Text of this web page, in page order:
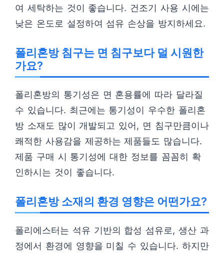
여 세탁하는 것이 좋습니다. 건조기 사용 시에는
낮은 온도로 설정하여 섬유 손상을 방지하세요.
폴리혼방 침구는 면 침구보다 덜 시원한
가요?
폴리혼방의 통기성은 면 혼용률에 따라 달라질
수 있습니다. 최근에는 통기성이 우수한 폴리혼
방 소재도 많이 개발되고 있어, 면 침구만큼이나
쾌적한 사용감을 제공하는 제품들도 많습니다.
제품 구매 시 통기성에 대한 정보를 꼼꼼히 확
인하시는 것이 좋습니다.
폴리혼방 소재의 환경 영향은 어떤가요?
폴리에스터는 석유 기반의 합성 섬유로, 생산 과
정에서 환경에 영향을 미칠 수 있습니다. 하지만